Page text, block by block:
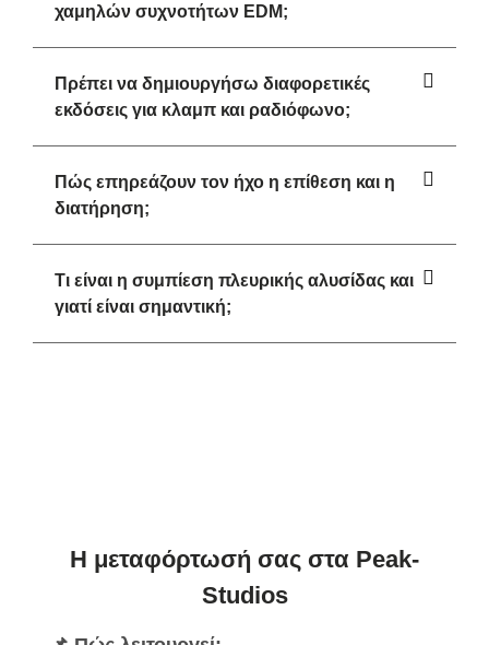
χαμηλών συχνοτήτων EDM;
Πρέπει να δημιουργήσω διαφορετικές
εκδόσεις για κλαμπ και ραδιόφωνο;
Πώς επηρεάζουν τον ήχο η επίθεση και η
διατήρηση;
Τι είναι η συμπίεση πλευρικής αλυσίδας και
γιατί είναι σημαντική;
Η μεταφόρτωσή σας στα Peak-
Studios